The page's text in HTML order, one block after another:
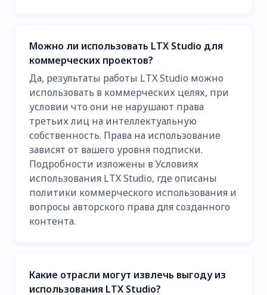
Можно ли использовать LTX Studio для
коммерческих проектов?
Да, результаты работы LTX Studio можно
использовать в коммерческих целях, при
условии что они не нарушают права
третьих лиц на интеллектуальную
собственность. Права на использование
зависят от вашего уровня подписки.
Подробности изложены в Условиях
использования LTX Studio, где описаны
политики коммерческого использования и
вопросы авторского права для созданного
контента.
Какие отрасли могут извлечь выгоду из
использования LTX Studio?